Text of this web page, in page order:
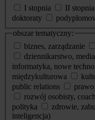
I stopnia
II stopnia
doktoraty
obszar tematyczny:
biznes, zarządzanie
dziennikarstwo, media
informatyka, nowe
międzykulturowa
public relations
prawo
rozwój osobisty,
polityka
zdrowie,
inteligencja)